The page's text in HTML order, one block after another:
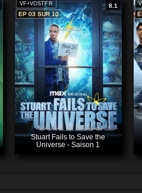
VF+VOSTFR
8.1
EP 03 SUR 10
Stuart Fails to Save the
Universe - Saison 1